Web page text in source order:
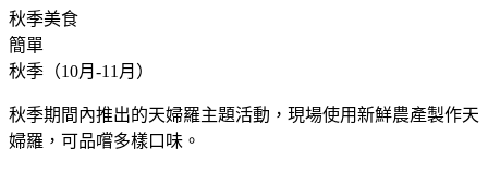
秋季美食
簡單
秋季（10月-11月）
秋季期間內推出的天婦羅主題活動，現場使用新鮮農產製作天
婦羅，可品嚐多樣口味。